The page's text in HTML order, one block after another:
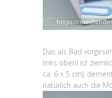
Das als Bad
links oben) ist
ca. 6 x 5 cm),
natürlich auch die